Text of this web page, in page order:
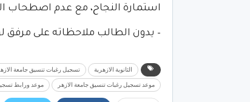
استمارة النجاح، مع عدم اصطحاب
– يدون الطالب ملاحظاته على مرفق
الثانوية الازهرية تسجيل رغبات تنسيق جامعة
موعد تسجيل رغبات تنسيق جامعة الازهر موعد ورابط